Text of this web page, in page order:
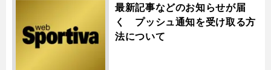
最新記事などのお知らせが届
く プッシュ通知を受け取る方
法について